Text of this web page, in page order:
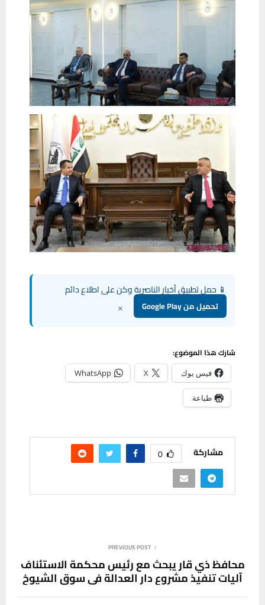
📱 حمل تطبيق أخبار الناصرية وكن على اطلاع دائم
تحميل من Google Play ×
شارك هذا الموضوع:
فيس بوك X
WhatsApp
طباعة
مشاركة 0
PREVIOUS POST
محافظ ذي قار يبحث مع رئيس محكمة الاستئناف
آليات تنفيذ مشروع دار العدالة في سوق الشيوخ